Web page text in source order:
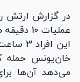
در گزارش ارتش
عملیات
این
خان‌یونس حمله
می‌دهد آن‌ها